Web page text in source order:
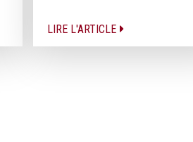
LIRE L'ARTICLE